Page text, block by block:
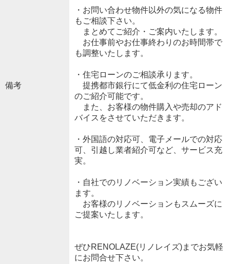
備考
・お問い合わせ物件以外の気になる物件
もご相談下さい。
まとめてご紹介・ご案内いたします。
お仕事前やお仕事終わりのお時間帯で
も調整いたします。
・住宅ローンのご相談承ります。
提携都市銀行にて低金利の住宅ローン
のご紹介可能です。
また、お客様の物件購入や売却のアド
バイスをさせていただきます。
・外国語の対応可、電子メールでの対応
可、引越し業者紹介可など、サービス充
実。
・自社でのリノベーション実績もござい
ます。
お客様のリノベーションもスムーズに
ご提案いたします。
ぜひRENOLAZE(リノレイズ)までお気軽
にお問合せ下さい。